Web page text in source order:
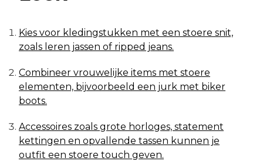
Kies voor kledingstukken met een stoere snit,
zoals leren jassen of ripped jeans.
Combineer vrouwelijke items met stoere
elementen, bijvoorbeeld een jurk met biker
boots.
Accessoires zoals grote horloges, statement
kettingen en opvallende tassen kunnen je
outfit een stoere touch geven.